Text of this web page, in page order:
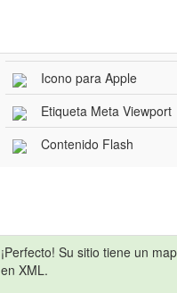
Icono para Apple
Etiqueta Meta Viewport
Contenido Flash
¡Perfecto! Su sitio tiene un
en XML.